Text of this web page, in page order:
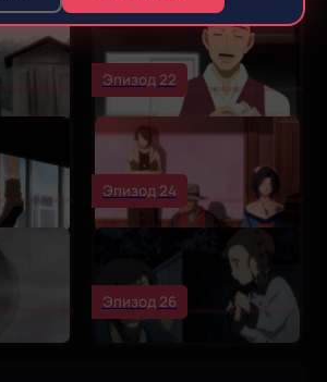
Эпизод 22
Эпизод 24
Эпизод 26